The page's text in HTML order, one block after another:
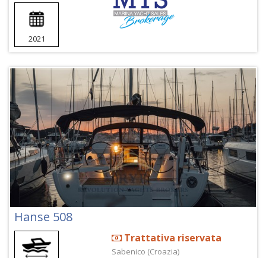
2021
Hanse 508
Trattativa riservata
Sabenico (Croazia)